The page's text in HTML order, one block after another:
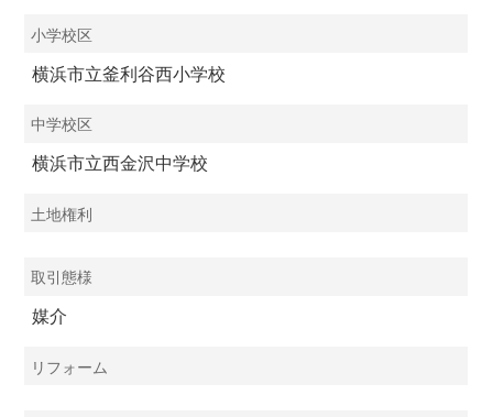
小学校区
横浜市立釜利谷西小学校
中学校区
横浜市立西金沢中学校
土地権利
取引態様
媒介
リフォーム